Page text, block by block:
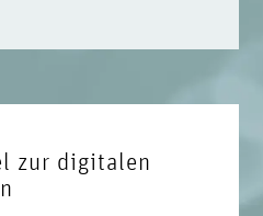
zur digitalen